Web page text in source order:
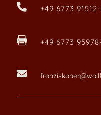
 +49 6773
 +49 6773
